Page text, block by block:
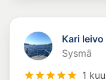
Kari leivo
Sysmä
1